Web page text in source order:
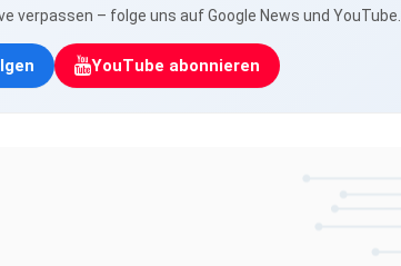
verpassen – folge uns auf Google News und YouTube.
YouTube abonnieren